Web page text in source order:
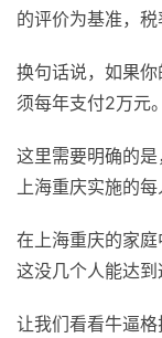
的评价为基准，税
换句话说，如果
须每年支付2万元。
这里需要明确的
上海重庆实施的
在上海重庆的家
这没几个人能达到
让我们看看牛逼格